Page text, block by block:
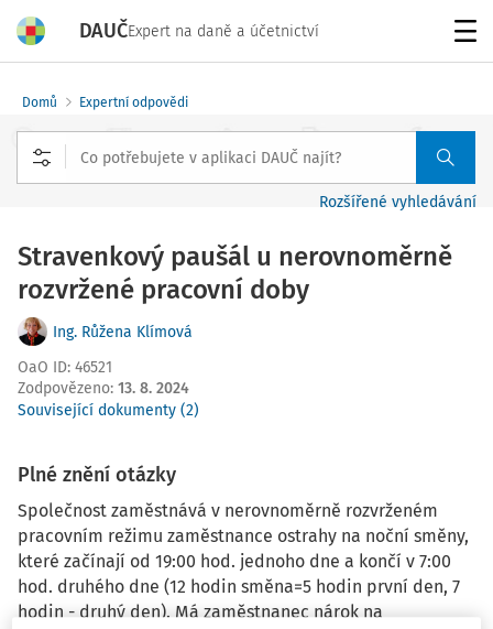
DAUČExpert na daně a účetnictví
Domů Expertní odpovědi
Rozšířené vyhledávání
Stravenkový paušál u nerovnoměrně
rozvržené pracovní doby
Ing. Růžena Klímová
OaO ID: 46521
Zodpovězeno: 13. 8. 2024
Související dokumenty (2)
Plné znění otázky
Společnost zaměstnává v nerovnoměrně rozvrženém
pracovním režimu zaměstnance ostrahy na noční směny,
které začínají od 19:00 hod. jednoho dne a končí v 7:00
hod. druhého dne (12 hodin směna=5 hodin první den, 7
hodin - druhý den). Má zaměstnanec nárok na